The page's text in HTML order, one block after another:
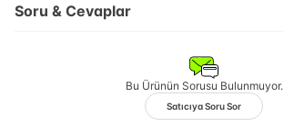
Soru & Cevaplar
Bu Ürünün Sorusu Bulunmuyor.
Satıcıya Soru Sor